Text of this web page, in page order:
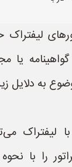
یا
به دلایل
لیفتراک
را با